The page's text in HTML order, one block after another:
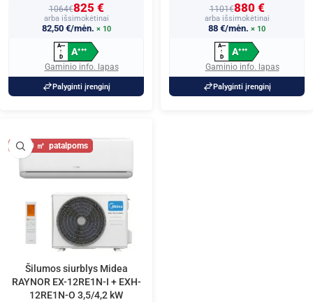
1064€825 €
arba išsimokėtinai
82,50 €/mėn. × 10
A+++
↑
D
A+++
Gaminio info. lapas
Palyginti įrenginį
1101€880 €
arba išsimokėtinai
88 €/mėn. × 10
A+++
↑
D
A+++
Gaminio info. lapas
Palyginti įrenginį
60
Šilumos siurblys Midea
RAYNOR EX-12RE1N-I + EXH-
12RE1N-O 3,5/4,2 kW